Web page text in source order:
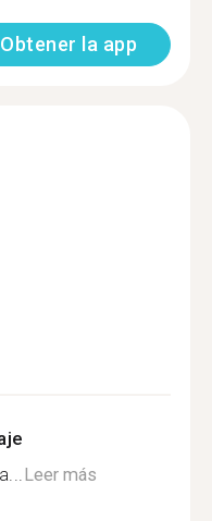
Obtener la app
Leer más